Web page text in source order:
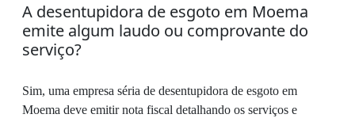
A desentupidora de esgoto em Moema
emite algum laudo ou comprovante do
serviço?
Sim, uma empresa séria de desentupidora de esgoto em
Moema deve emitir nota fiscal detalhando os serviços e